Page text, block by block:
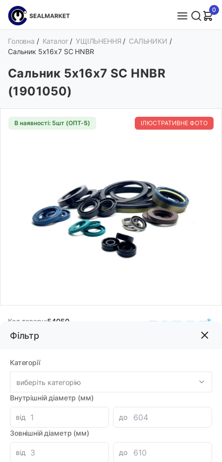
0
Фільтр
Категорії
виберіть категорію
Внутрішній діаметр (мм)
від
до
Зовнішній діаметр (мм)
від
до
Головна / Каталог /УЩІЛЬНЕННЯ / САЛЬНИКИ /
Сальник 5х16х7 SC HNBR
Сальник 5х16х7 SC HNBR
(1901050)
В наявності: 5шт (ОПТ-5) ІЛЮСТРАТИВНЕ ФОТО
Код товару:54050
Бренд:DMHUI
519.86грн
- + В корзину
Знайшли дешевше?
460.44 при замовленні на загальну сумму 1000 грн.